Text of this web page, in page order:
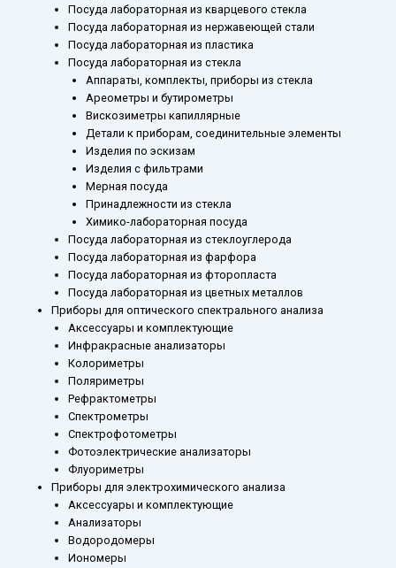
Посуда лабораторная из кварцевого стекла
Посуда лабораторная из нержавеющей стали
Посуда лабораторная из пластика
Посуда лабораторная из стекла
Аппараты, комплекты, приборы из стекла
Ареометры и бутирометры
Вискозиметры капиллярные
Детали к приборам, соединительные элементы
Изделия по эскизам
Изделия с фильтрами
Мерная посуда
Принадлежности из стекла
Химико-лабораторная посуда
Посуда лабораторная из стеклоуглерода
Посуда лабораторная из фарфора
Посуда лабораторная из фторопласта
Посуда лабораторная из цветных металлов
Приборы для оптического спектрального анализа
Аксессуары и комплектующие
Инфракрасные анализаторы
Колориметры
Поляриметры
Рефрактометры
Спектрометры
Спектрофотометры
Фотоэлектрические анализаторы
Флуориметры
Приборы для электрохимического анализа
Аксессуары и комплектующие
Анализаторы
Водородомеры
Иономеры